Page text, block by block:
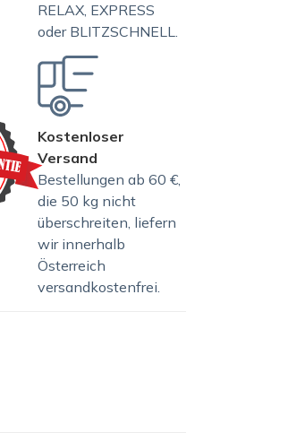
RELAX, EXPRESS
oder BLITZSCHNELL.
Kostenloser
Versand
Bestellungen ab 60 €,
die 50 kg nicht
überschreiten, liefern
wir innerhalb
Österreich
versandkostenfrei.